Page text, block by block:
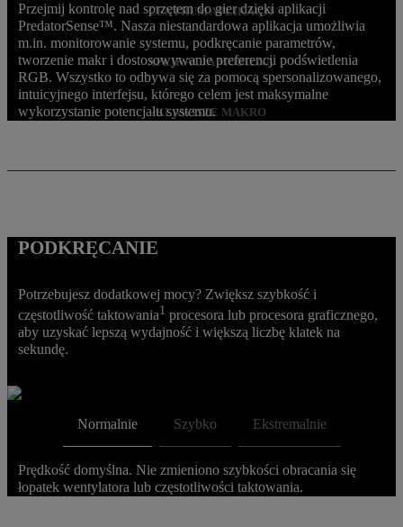
CENTRUM APLIKACJI
APLIKACJA MOBILNA
KLAWISZE MAKRO
Przejmij kontrolę nad sprzętem do gier dzięki aplikacji
PredatorSense™. Nasza niestandardowa aplikacja umożliwia
m.in. monitorowanie systemu, podkręcanie parametrów,
tworzenie makr i dostosowywanie preferencji podświetlenia
RGB. Wszystko to odbywa się za pomocą spersonalizowanego,
intuicyjnego interfejsu, którego celem jest maksymalne
wykorzystanie potencjału systemu.
PODKRĘCANIE
Potrzebujesz dodatkowej mocy? Zwiększ szybkość i
częstotliwość taktowania1 procesora lub procesora graficznego,
aby uzyskać lepszą wydajność i większą liczbę klatek na
sekundę.
Normalnie Szybko Ekstremalnie
Prędkość domyślna. Nie zmieniono szybkości obracania się
łopatek wentylatora lub częstotliwości taktowania.